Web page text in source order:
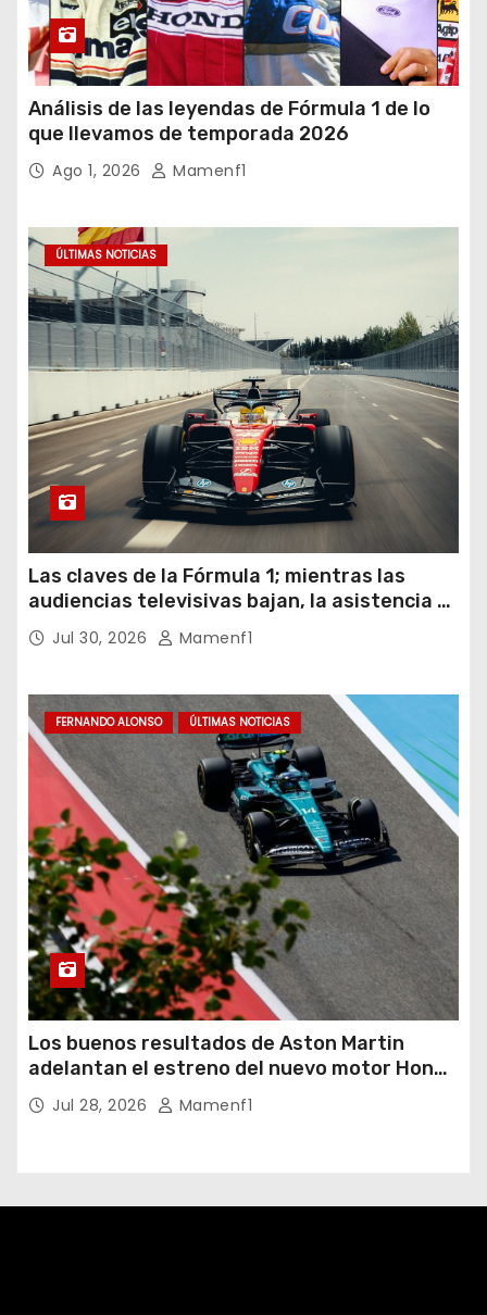
Análisis de las leyendas de Fórmula 1 de lo
que llevamos de temporada 2026
Ago 1, 2026 Mamenf1
ÚLTIMAS NOTICIAS
Las claves de la Fórmula 1; mientras las
audiencias televisivas bajan, la asistencia a
los circuitos suben y en España se nos
vienen sorpresas
Jul 30, 2026 Mamenf1
FERNANDO ALONSO ÚLTIMAS NOTICIAS
Los buenos resultados de Aston Martin
adelantan el estreno del nuevo motor Honda
y será este miércoles
Jul 28, 2026 Mamenf1